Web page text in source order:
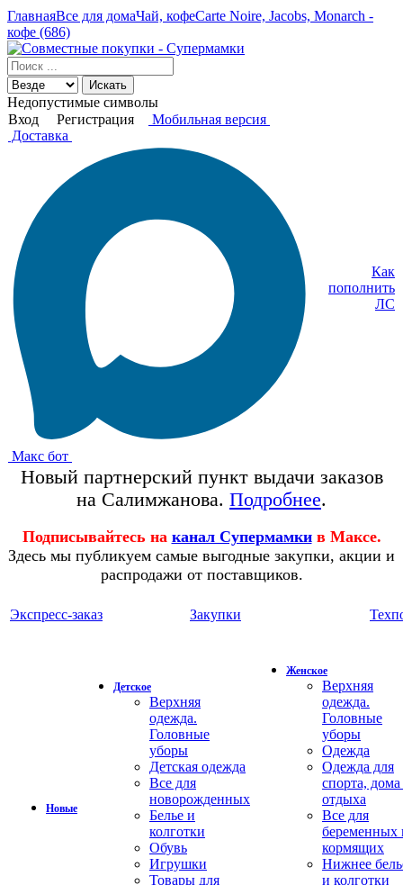
ГлавнаяВсе для домаЧай, кофеCarte Noire, Jacobs, Monarch -
кофе (686)
Искать
Недопустимые символы
Вход
Регистрация
Мобильная версия
Доставка
Макс бот
Как
пополнить
ЛС
Новый партнерский пункт выдачи заказов
на Салимжанова. Подробнее.
Подписывайтесь на канал Супермамки в Максе.
Здесь мы публикуем самые выгодные закупки, акции и
распродажи от поставщиков.
Экспресс-заказ Закупки
Новые
Детское
Верхняя
одежда.
Головные
уборы
Детская одежда
Все для
новорожденных
Белье и
колготки
Обувь
Игрушки
Товары для
Женское
Верхняя
одежда.
Головные
уборы
Одежда
Одежда для
спорта,
отдыха
Все для
беременных
кормящих
Нижнее
и колготки